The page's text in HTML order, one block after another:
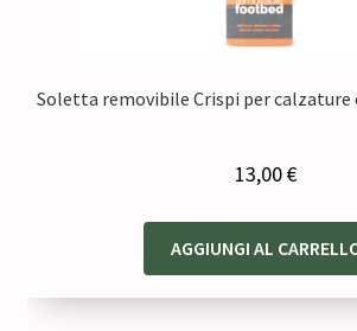
Soletta removibile Crispi per calzature
13,00€
AGGIUNGI AL